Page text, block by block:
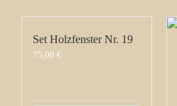
Set Holzfenster Nr. 19
75,00 €